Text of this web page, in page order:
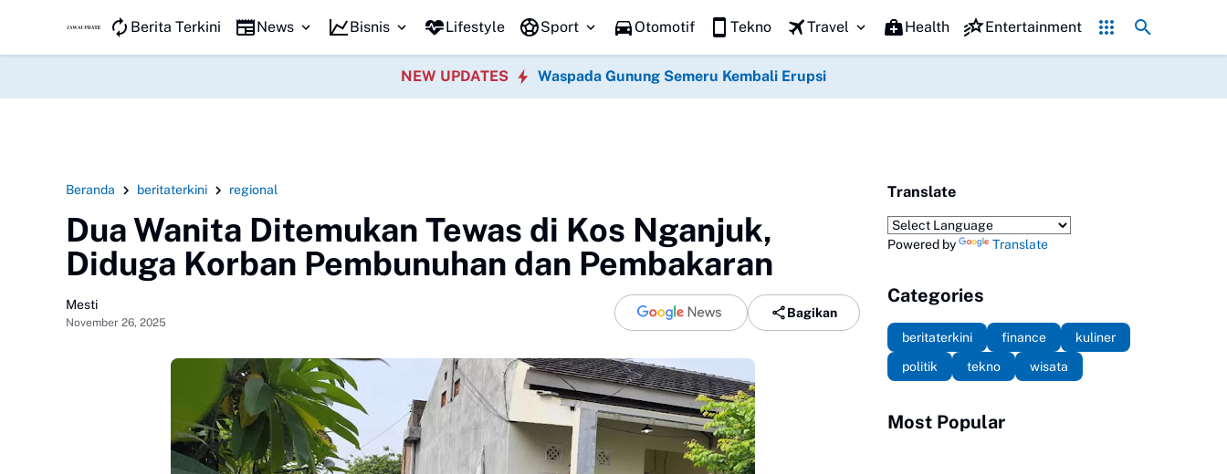
JAWA KILAT Komentar Nakes soal Pasien BPJS Bikin Geger, Dandy
Berita Terkini News Bisnis Lifestyle Sport Otomotif Tekno Travel Health Entertainment
NEW UPDATES Waspada Gunung Semeru Kembali Erupsi
Beranda beritaterkini regional
Dua Wanita Ditemukan Tewas di Kos Nganjuk,
Diduga Korban Pembunuhan dan Pembakaran
Mesti
November 26, 2025
Bagikan
Translate
Powered by Translate
Categories
beritaterkini finance
kuliner
politik
tekno wisata
Most Popular